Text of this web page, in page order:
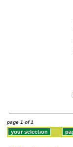
page 1 of 1